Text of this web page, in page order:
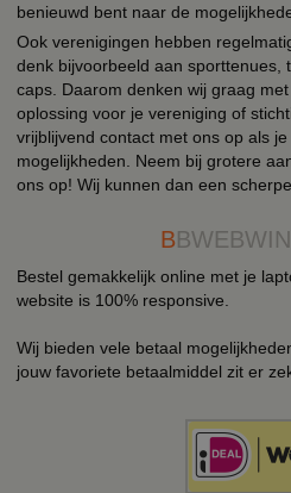
benieuwd bent naar de
Ook verenigingen hebben
denk bijvoorbeeld aan sporttenues,
caps. Daarom denken wij graag
oplossing voor je vereniging of
vrijblijvend contact met ons op als
mogelijkheden. Neem bij grotere
ons op! Wij kunnen dan een
B
Bestel gemakkelijk online met je
website is 100% responsive.
Wij bieden vele betaal
jouw favoriete betaalmiddel zit er